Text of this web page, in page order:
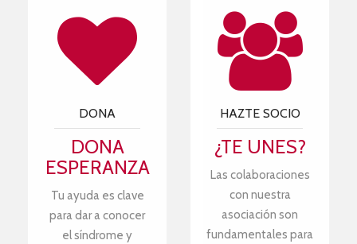
DONA
DONA
ESPERANZA
Tu ayuda es clave
para dar a conocer
el síndrome y
HAZTE SOCIO
¿TE UNES?
Las colaboraciones
con nuestra
asociación son
fundamentales para